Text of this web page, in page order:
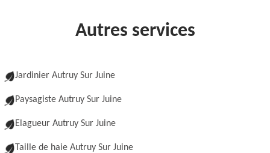
Autres services
Jardinier Autruy Sur Juine
Paysagiste Autruy Sur Juine
Elagueur Autruy Sur Juine
Taille de haie Autruy Sur Juine